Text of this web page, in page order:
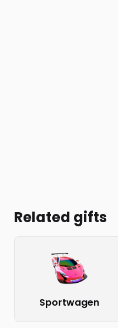
Related gifts
Sportwagen